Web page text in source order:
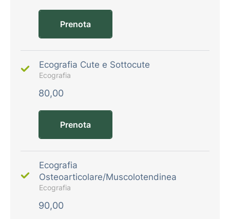
Prenota
Ecografia Cute e Sottocute
Ecografia
80,00
Prenota
Ecografia
Osteoarticolare/Muscolotendinea
Ecografia
90,00